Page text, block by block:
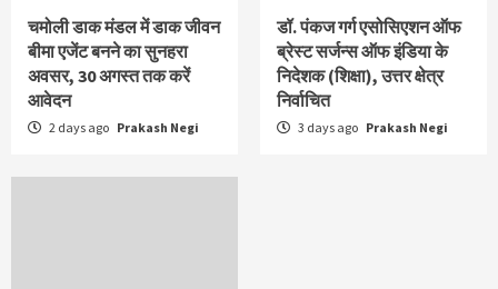
चमोली डाक मंडल में डाक जीवन
बीमा एजेंट बनने का सुनहरा
अवसर, 30 अगस्त तक करें
आवेदन
2 days ago Prakash Negi
डॉ. पंकज गर्ग एसोसिएशन ऑफ
ब्रेस्ट सर्जन्स ऑफ इंडिया के
निदेशक (शिक्षा), उत्तर क्षेत्र
निर्वाचित
3 days ago Prakash Negi